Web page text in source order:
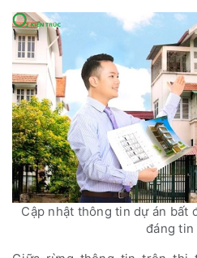
Cập nhật thông tin dự án bất
đáng tin